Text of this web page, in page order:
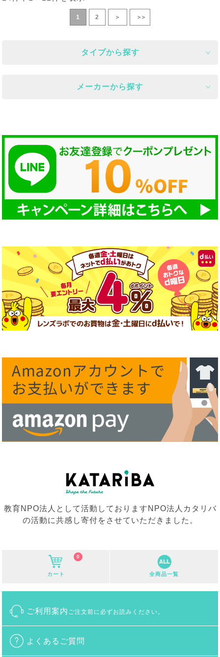
1 2 ＞ ＞＞
タイプから探す
メーカーから探す
教育NPO法人として活動しておりますNPO法人カタリバ
の活動に共感し寄付をさせていただきました。
カート
0
全商品一覧
ご利用案内 ご注文前に必ずお読みください。
よくあるご質問